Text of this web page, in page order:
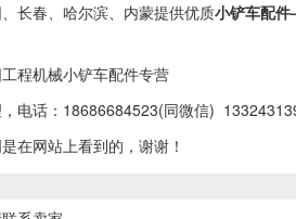
长春、哈尔滨、内蒙提供优质小铲车配
程机械小铲车配件专营
电话：18686684523(同微信)
在网站上看到的，谢谢！